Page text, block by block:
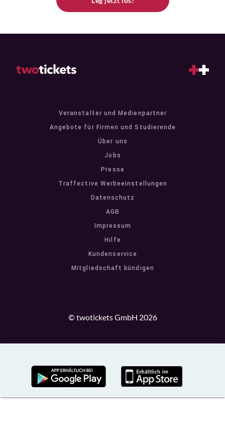
Veranstalter und Medienpartner
Angebote für Firmen und Studierende
Über uns
Jobs
Presse
Traffective Werbeeinstellungen
Datenschutz
AGB
Impressum
Hilfe
Kundenservice
Mitgliedschaft kündigen
© twotickets GmbH 2026